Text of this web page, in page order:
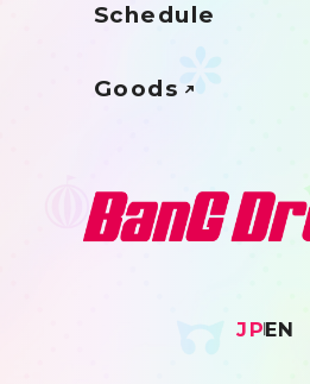
Schedule
Goods
JPEN